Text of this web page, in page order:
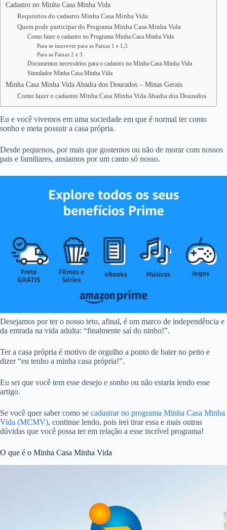
Cadastro no Minha Casa Minha Vida
Requisitos do cadastro Minha Casa Minha Vida
Quem pode participar do Programa Minha Casa Minha Vida
Como fazer o cadastro no Programa Minha Casa Minha Vida
Para se inscrever para as Faixas 1 e 1,5
Para as Faixas 2 e 3
Documentos necessários para o cadastro no Minha Casa Minha Vida
Simulador Minha Casa Minha Vida
Minha Casa Minha Vida Abadia dos Dourados – Minas Gerais
Como fazer o cadastro Minha Casa Minha Vida Abadia dos Dourados
Eu e você vivemos em uma sociedade em que é normal ter como
sonho e meta possuir a casa própria.
Desde pequenos, por mais que gostemos ou não de morar com nossos
pais e familiares, ansiamos por um canto só nosso.
Desejamos por ter o nosso teto, afinal, é um marco de independência e
da entrada na vida adulta: “finalmente saí do ninho!”.
Ter a casa própria é motivo de orgulho a ponto de bater no peito e
dizer “eu tenho a minha casa própria!”.
Eu sei que você tem esse desejo e sonho ou não estaria lendo esse
artigo.
Se você quer saber como se cadastrar no programa Minha Casa Minha
Vida (MCMV), continue lendo, pois irei tirar essa e mais outras
dúvidas que você possa ter em relação a esse incrível programa!
O que é o Minha Casa Minha Vida